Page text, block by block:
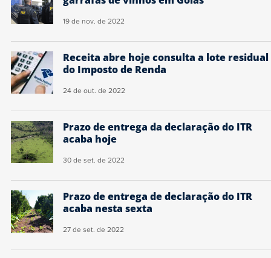
19 de nov. de 2022
Receita abre hoje consulta a lote residual
do Imposto de Renda
24 de out. de 2022
Prazo de entrega da declaração do ITR
acaba hoje
30 de set. de 2022
Prazo de entrega de declaração do ITR
acaba nesta sexta
27 de set. de 2022